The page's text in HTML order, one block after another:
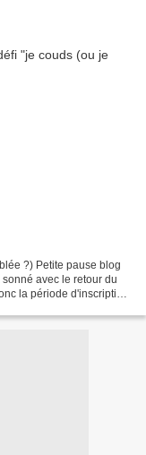
?) Petite pause blog
avec le retour du
la période d'inscription